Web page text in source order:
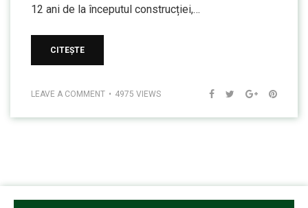
12 ani de la începutul construcției,…
CITEȘTE
LEAVE A COMMENT 4975 VIEWS